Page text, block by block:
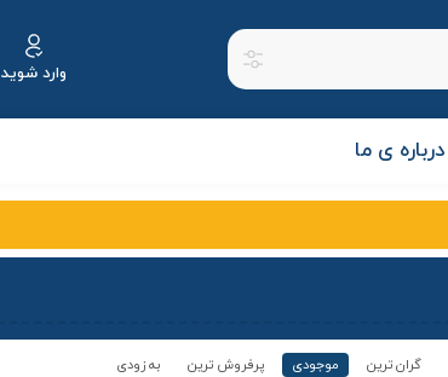
وارد شوید
درباره ی ما
گران ترین موجودی پرفروش ترین به زودی